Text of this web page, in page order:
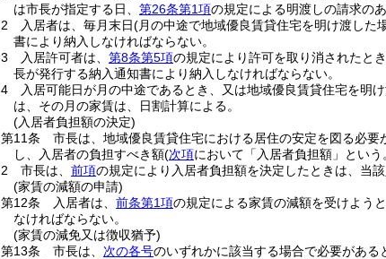
は市長が指定する日、 第26条第1項の規定による明渡しの請求の
2
入居者は、毎月末日(月の中途で地域優良賃貸住宅を明け渡した
書により納入しなければならない。
3
入居許可者は、 第8条第5項の規定により許可を取り消されたと
長が発行する納入通知書により納入しなければならない。
4
入居可能日が月の中途であるとき、又は地域優良賃貸住宅を明
は、その月の家賃は、日割計算による。
(入居者負担額の決定)
第11条
市長は、地域優良賃貸住宅における居住の安定を図る必
し、入居者の負担すべき額(次項において「入居者負担額」という
2
市長は、 前項の規定により入居者負担額を決定したときは、当
(家賃の減額の申請)
第12条
入居者は、 前条第1項の規定による家賃の減額を受けよう
なければならない。
(家賃の減免又は徴収猶予)
第13条
市長は、 次の各号のいずれかに該当する場合で必要がある